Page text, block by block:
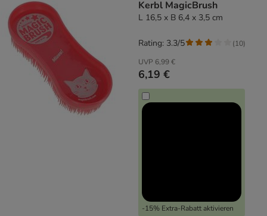
Kerbl MagicBrush
L 16,5 x B 6,4 x 3,5 cm
UVP 6,99 €
6,19 €
-15% Extra-Rabatt aktivieren
Rating: 3.3/5 (10)